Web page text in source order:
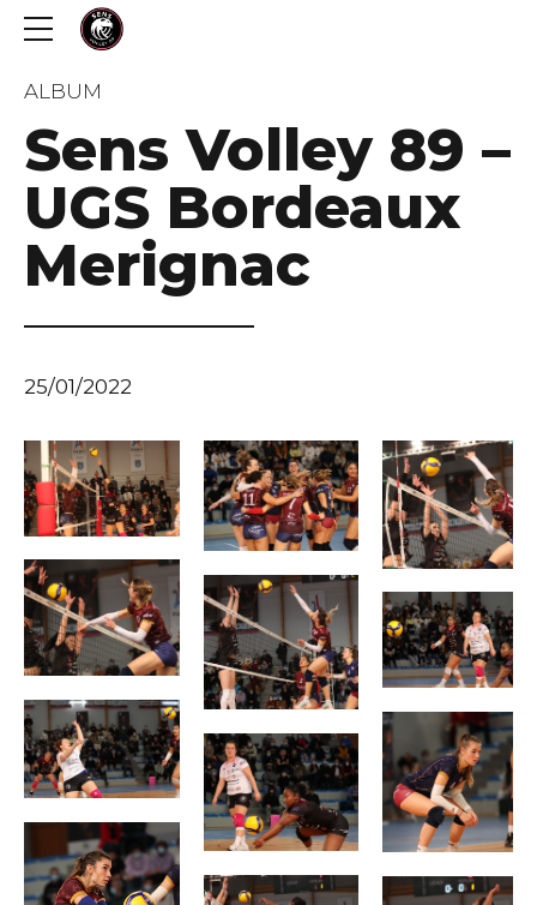
ALBUM
Sens Volley 89 –
UGS Bordeaux
Merignac
25/01/2022